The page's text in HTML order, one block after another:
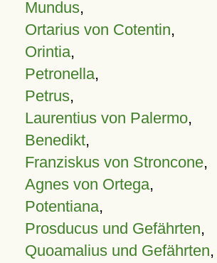
Mundus,
Ortarius von Cotentin,
Orintia,
Petronella,
Petrus,
Laurentius von Palermo,
Benedikt,
Franziskus von Stroncone,
Agnes von Ortega,
Potentiana,
Prosducus und Gefährten,
Quoamalius und Gefährten,